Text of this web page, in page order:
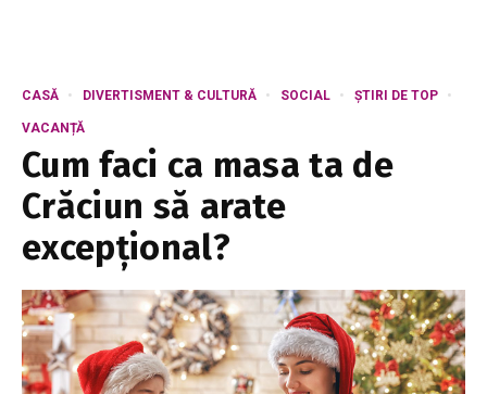
CASĂ DIVERTISMENT & CULTURĂ SOCIAL ȘTIRI DE TOP
VACANȚĂ
Cum faci ca masa ta de
Crăciun să arate
excepțional?